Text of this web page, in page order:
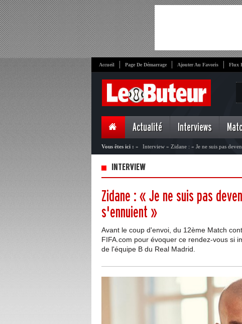
Accueil Page De Démarrage Ajouter Au Favoris Flux
Actualité Interviews
Vous êtes ici : » Interview » Zidane : « Je ne suis pas
INTERVIEW
Zidane : « Je ne suis pas
s'ennuient »
Avant le coup d'envoi, du 12ème Match
FIFA.com pour évoquer ce rendez-vous si
de l'équipe B du Real Madrid.